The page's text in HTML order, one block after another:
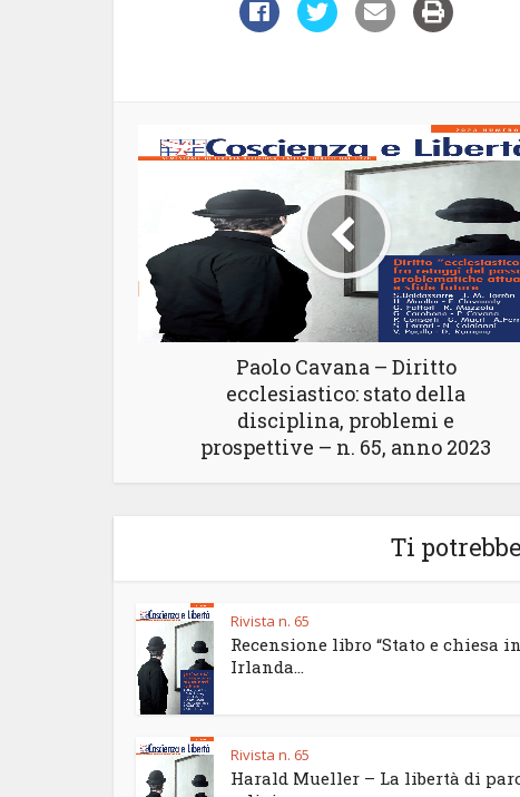
Paolo Cavana – Diritto
ecclesiastico: stato della
disciplina, problemi e
prospettive – n. 65, anno 2023
Ti
Rivista n. 65
Recensione libro “Stato e chiesa in
Irlanda...
Rivista n. 65
Harald Mueller – La libertà di